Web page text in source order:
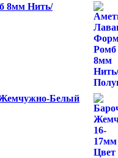
8мм Нить/
Белый